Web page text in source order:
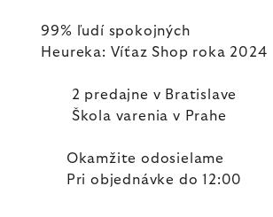
99% ľudí spokojných
Heureka: Víťaz Shop roka 2024
2 predajne v Bratislave
Škola varenia v Prahe
Okamžite odosielame
Pri objednávke do 12:00